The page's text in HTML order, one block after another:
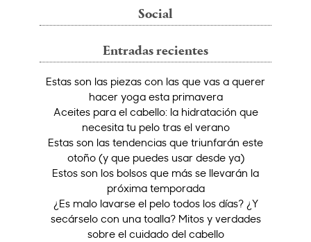
Social
Entradas recientes
Estas son las piezas con las que vas a querer
hacer yoga esta primavera
Aceites para el cabello: la hidratación que
necesita tu pelo tras el verano
Estas son las tendencias que triunfarán este
otoño (y que puedes usar desde ya)
Estos son los bolsos que más se llevarán la
próxima temporada
¿Es malo lavarse el pelo todos los días? ¿Y
secárselo con una toalla? Mitos y verdades
sobre el cuidado del cabello